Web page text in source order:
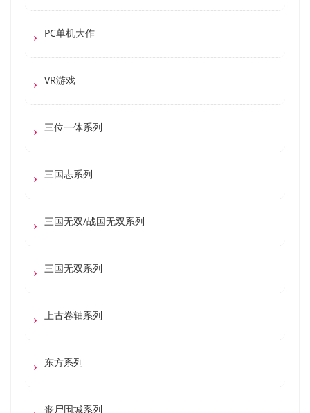
PC单机大作
VR游戏
三位一体系列
三国志系列
三国无双/战国无双系列
三国无双系列
上古卷轴系列
东方系列
丧尸围城系列